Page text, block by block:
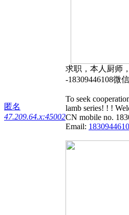
匿名
47.209.64.x:45002
求职，本人厨师
-18309446108微
To seek
lamb series! ! !
CN mobile no.
Email: